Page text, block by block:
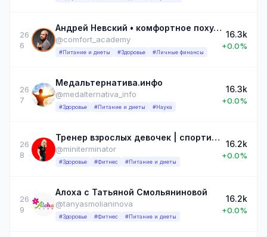
26
6
Андрей Невский • комфортное похудение
@comfort_academy
#Питание и диеты #Здоровье #Личные финансы
16.3k
+0.0%
26
7
Медальтернатива.инфо
@medalternativa_info
#Здоровье #Питание и диеты #Наука
16.3k
+0.0%
26
8
Тренер взрослых девочек | спортивная фигура в любом возрасте
@miniterminator
#Здоровье #Фитнес #Питание и диеты
16.2k
+0.0%
26
9
Алоха с Татьяной Смольяниновой
@tanyasmolianinova
#Здоровье #Фитнес #Питание и диеты
16.2k
+0.0%